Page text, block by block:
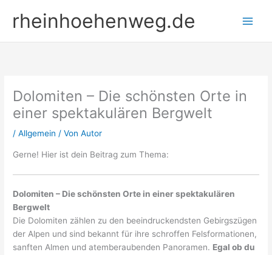
Inhaltrheinhoehenweg.de
Dolomiten – Die schönsten Orte in
einer spektakulären Bergwelt
/Allgemein / VonAutor
Gerne! Hier ist dein Beitrag zum Thema:
Dolomiten – Die schönsten Orte in einer spektakulären
Bergwelt
Die Dolomiten zählen zu den beeindruckendsten Gebirgszügen
der Alpen und sind bekannt für ihre schroffen Felsformationen,
sanften Almen und atemberaubenden Panoramen. Egal ob du